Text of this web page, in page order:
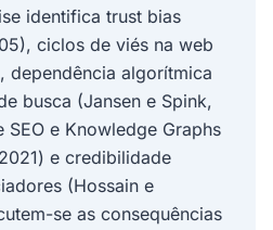
identifica trust bias
ciclos de viés na web
dependência algorítmica
busca (Jansen e Spink,
e Knowledge Graphs
e credibilidade
(Hossain e
se as consequências